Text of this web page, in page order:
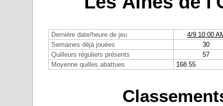
Dernière date/heure de jeu
4/9 10:00
Semaines déjà jouées
30
Quilleurs réguliers présents
57
Moyenne quilles abattues
168.55